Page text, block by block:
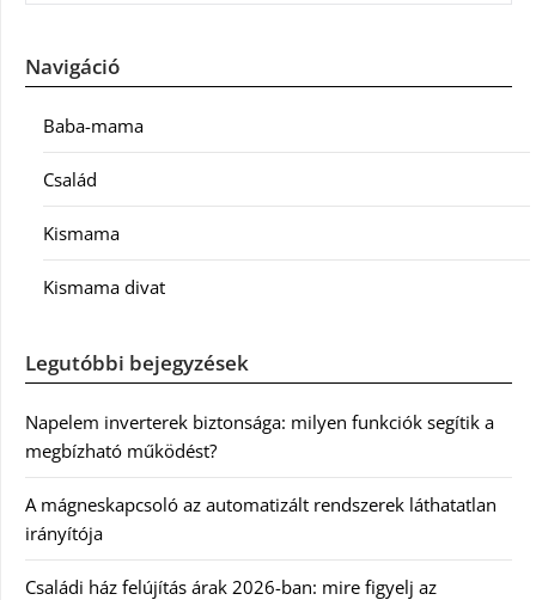
Navigáció
Baba-mama
Család
Kismama
Kismama divat
Legutóbbi bejegyzések
Napelem inverterek biztonsága: milyen funkciók segítik a
megbízható működést?
A mágneskapcsoló az automatizált rendszerek láthatatlan
irányítója
Családi ház felújítás árak 2026-ban: mire figyelj az